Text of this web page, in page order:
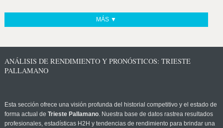
MÁS ▼
ANÁLISIS DE RENDIMIENTO Y PRONÓSTICOS: TRIESTE
PALLAMANO
Esta sección ofrece una visión profunda del historial competitivo y el estado de
forma actual de Trieste Pallamano. Nuestra base de datos rastrea resultados
profesionales, estadísticas H2H y tendencias de rendimiento para brindar una